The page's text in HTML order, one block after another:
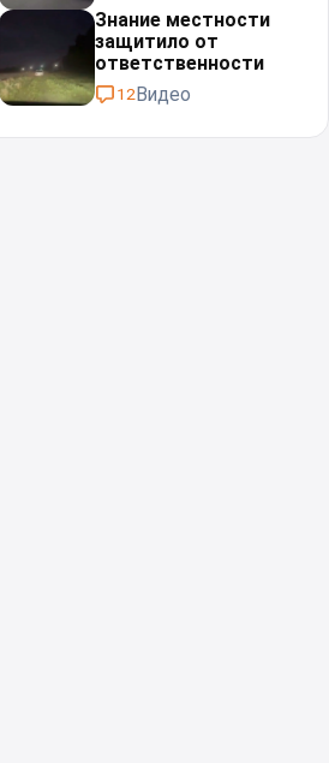
Знание местности
защитило от
ответственности
12Видео